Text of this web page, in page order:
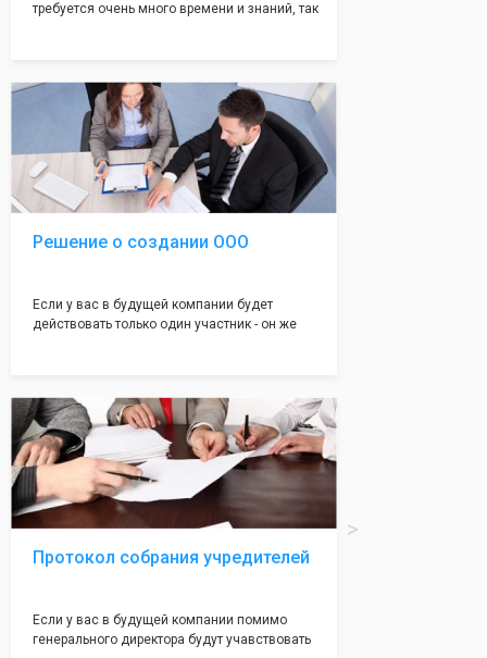
требуется очень много времени и знаний, так
Наша компания предоставит вам свой
уникальный Устав Общества, который
подойдет для любой компании. Устав,
сделанный нашими профессиональными
юристами, успешно проходит регистрацию в
налоговой инспекции!
Решение о создании ООО
Если у вас в будущей компании будет
действовать только один участник - он же
грамотно составят данное заявление, а Вам
нужно будет только поставить подпись на
нём!
Протокол собрания учредителей
Если у вас в будущей компании помимо
генерального директора будут учавствовать